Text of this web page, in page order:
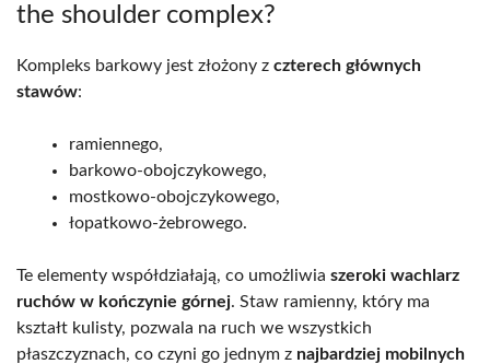
the shoulder complex?
Kompleks barkowy jest złożony z czterech głównych
stawów:
ramiennego,
barkowo-obojczykowego,
mostkowo-obojczykowego,
łopatkowo-żebrowego.
Te elementy współdziałają, co umożliwia szeroki wachlarz
ruchów w kończynie górnej. Staw ramienny, który ma
kształt kulisty, pozwala na ruch we wszystkich
płaszczyznach, co czyni go jednym z najbardziej mobilnych